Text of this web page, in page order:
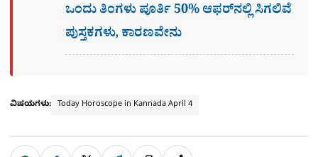
ಒಂದು ತಿಂಗಳು ಪೂರ್ತಿ 50% ಆಫರ್​ನಲ್ಲಿ ಸಿಗಲಿವೆ
ಪುಸ್ತಕಗಳು, ಕಾರಣವೇನು
ವಿಷಯಗಳು: Today Horoscope in Kannada April 4